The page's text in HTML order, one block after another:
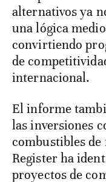
alternativos ya
una lógica
convirtiendo
de
internacional.
El informe
las inversiones
combustibles de
Register ha
proyectos de